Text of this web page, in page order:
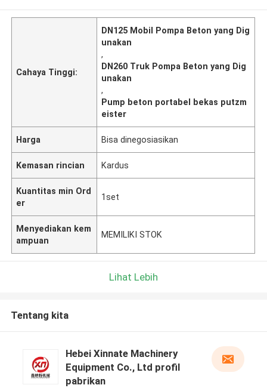
Cahaya Tinggi:
DN125 Mobil Pompa Beton yang Dig
unakan
,
DN260 Truk Pompa Beton yang Dig
unakan
,
Pump beton portabel bekas putzm
eister
Harga Bisa dinegosiasikan
Kemasan rincian Kardus
Kuantitas min Ord
er
1set
Menyediakan kem
ampuan
MEMILIKI STOK
Lihat Lebih
Tentang kita
Hebei Xinnate Machinery
Equipment Co., Ltd profil
pabrikan